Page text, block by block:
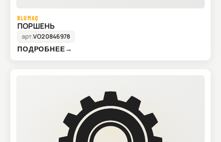
BLUMAQ
ПОРШЕНЬ
арт.VO20846978
ПОДРОБНЕЕ→